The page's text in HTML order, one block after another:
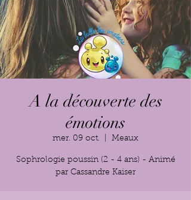
A la découverte des
émotions
mer. 09 oct. Meaux
Sophrologie poussin (2 - 4 ans) - Animé
par Cassandre Kaiser